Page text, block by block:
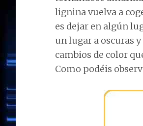
lignina vuelva a
es dejar en algún
un lugar a oscuras
cambios de color
Como podéis